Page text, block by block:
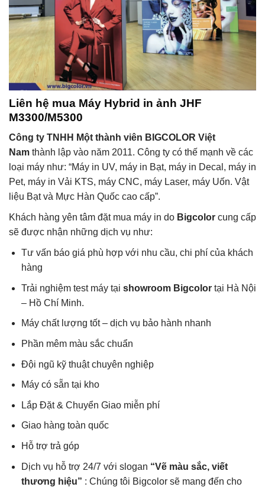
Liên hệ mua Máy Hybrid in ảnh JHF
M3300/M5300
Công ty TNHH Một thành viên BIGCOLOR Việt
Nam thành lập vào năm 2011. Công ty có thế mạnh về các
loại máy như: “Máy in UV, máy in Bạt, máy in Decal, máy in
Pet, máy in Vải KTS, máy CNC, máy Laser, máy Uốn. Vật
liệu Bạt và Mực Hàn Quốc cao cấp”.
Khách hàng yên tâm đặt mua máy in do Bigcolor cung cấp
sẽ được nhận những dịch vụ như:
Tư vấn báo giá phù hợp với nhu cầu, chi phí của khách
hàng
Trải nghiệm test máy tại showroom Bigcolortại Hà Nội
– Hồ Chí Minh.
Máy chất lượng tốt – dịch vụ bảo hành nhanh
Phần mêm màu sắc chuẩn
Đội ngũ kỹ thuật chuyên nghiệp
Máy có sẵn tại kho
Lắp Đặt & Chuyển Giao miễn phí
Giao hàng toàn quốc
Hỗ trợ trả góp
Dịch vụ hỗ trợ 24/7 với slogan “Vẽ màu sắc, viết
thương hiệu” : Chúng tôi Bigcolor sẽ mang đến cho